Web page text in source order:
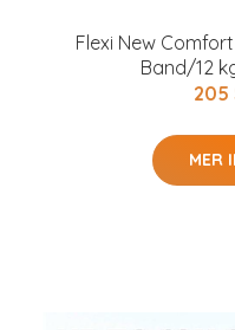
Flexi New
Band/12
205
MER